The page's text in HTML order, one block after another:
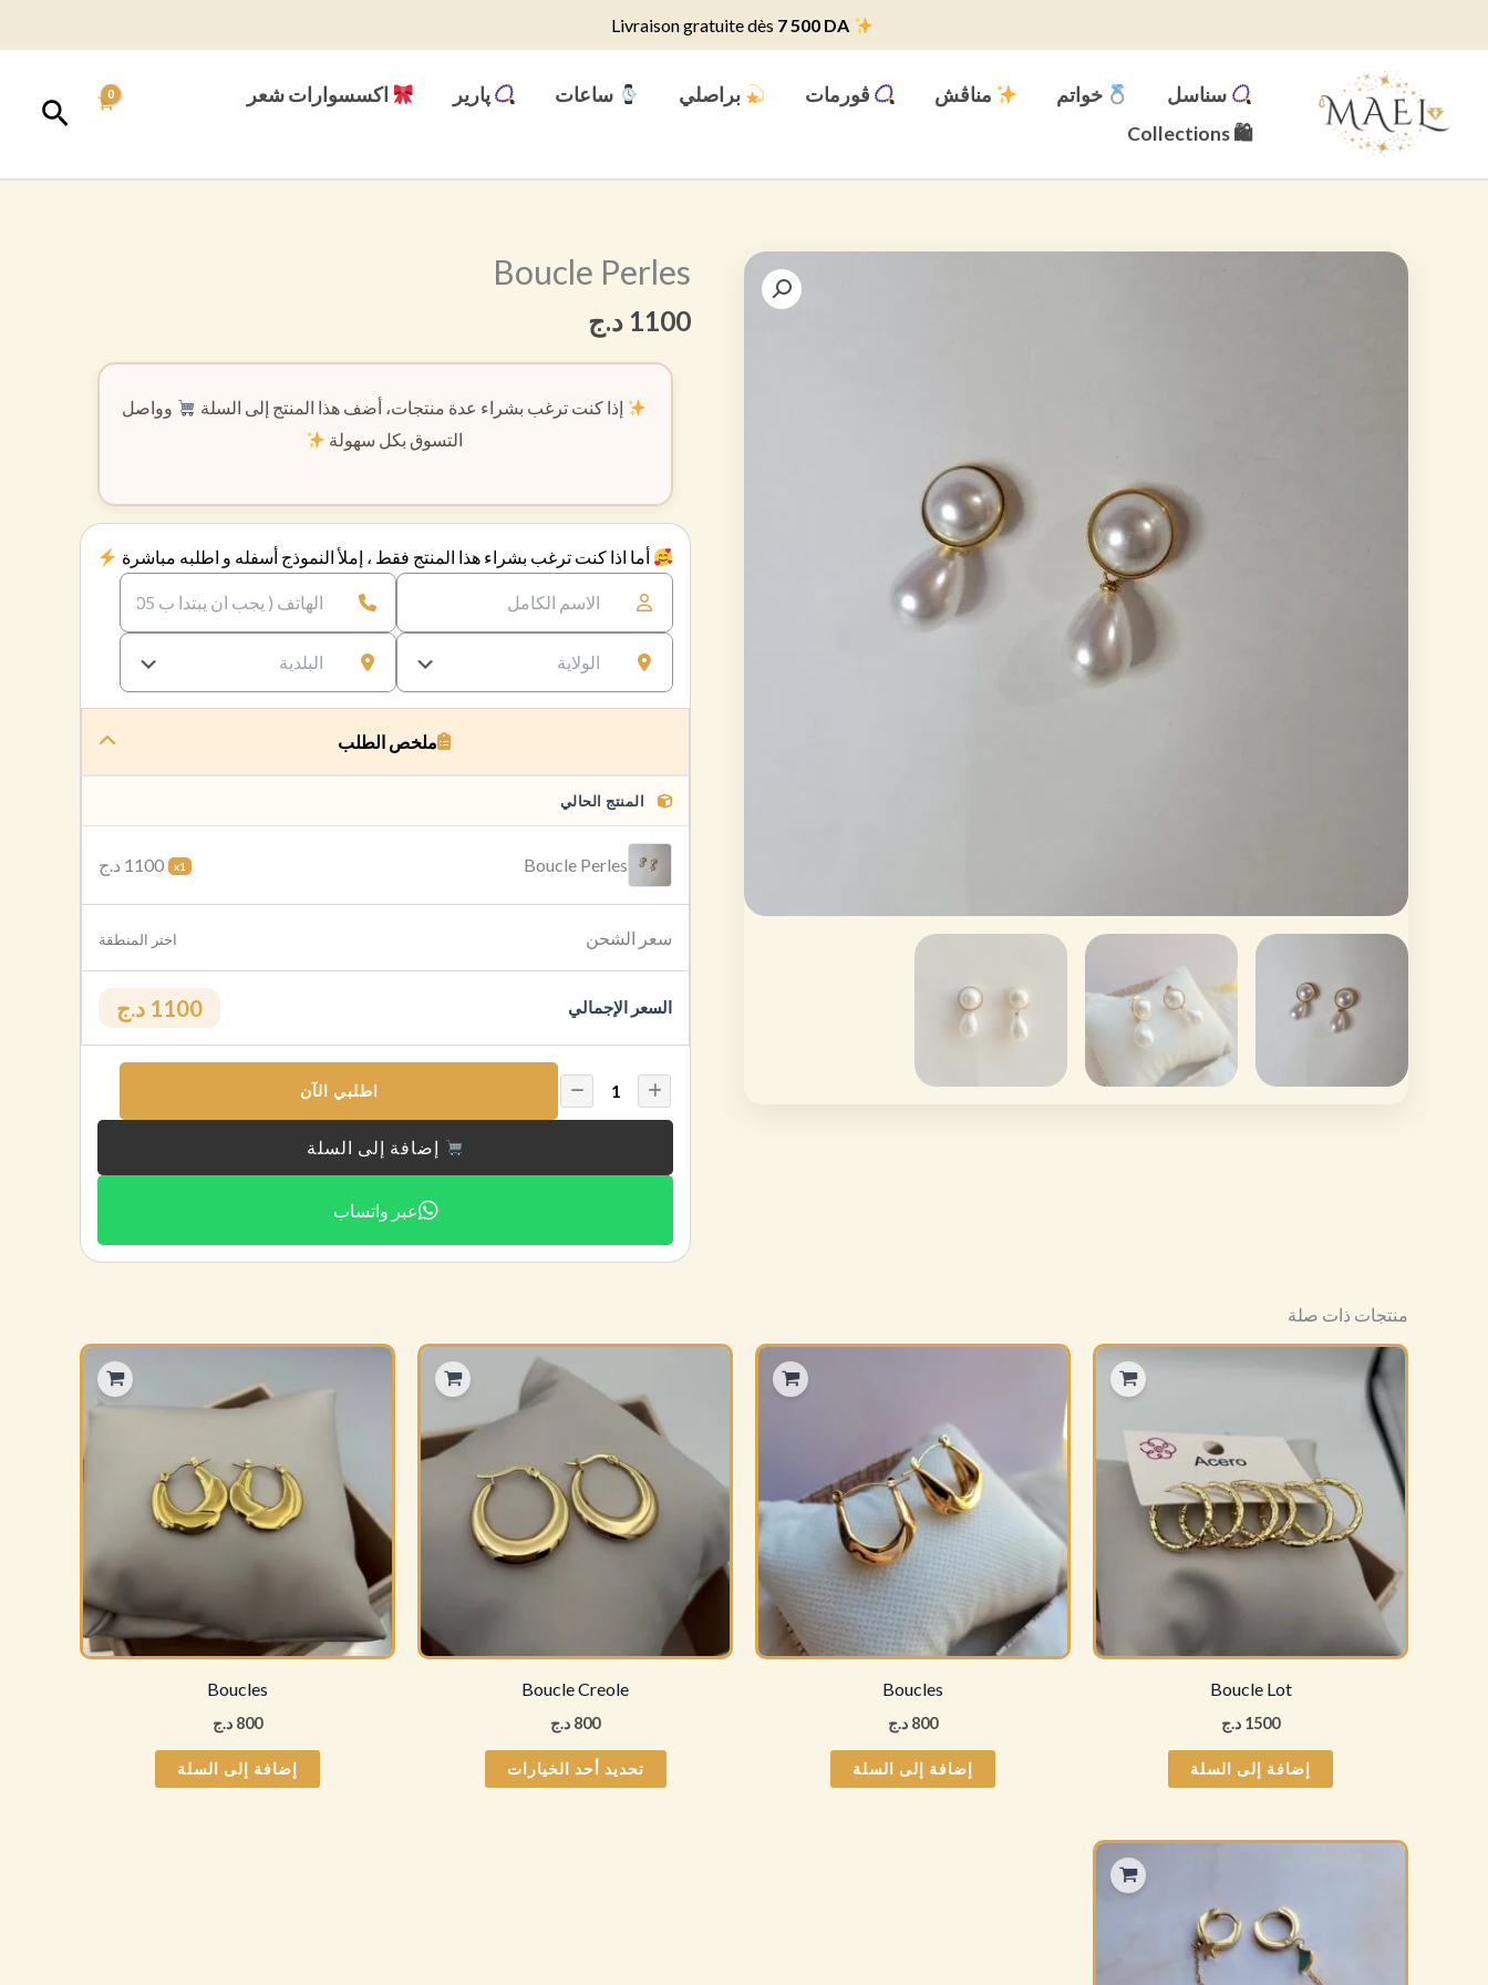
7 500 DA
إلى
سناسل خواتم مناڨش ڨورمات براصلي ساعات پارير
اكسسوارات شعر
🛍 Collections
Boucle Perles
1100 د.ج
إذا كنت ترغب بشراء عدة منتجات، أضف هذا المنتج إلى السلة
وواصل
التسوق بكل سهولة
أما اذا كنت ترغب بشراء هذا المنتج فقط ، إملأ النموذج أسفله و اطلبه مباشرة
ملخص الطلب
المنتج الحالي
Boucle Perles
x1 1100 د.ج
سعر الشحن اختر المنطقة
السعر الإجمالي 1100 د.ج
اطلبي الآن
إضافة إلى السلة
عبر واتساب
منتجات ذات صلة
Boucle Lot
1500 د.ج
إضافة إلى السلة
Boucles
800 د.ج
إضافة إلى السلة
Boucle Creole
800 د.ج
تحديد أحد الخيارات
هناك
العديد
من
الأشكال
المختلفة
لهذا
المنتج.
الخيارات
Boucles
800 د.ج
إضافة إلى السلة